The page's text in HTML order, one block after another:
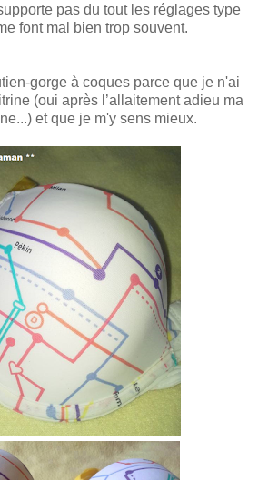
pas du tout les réglages type
font mal bien trop souvent.
gorge à coques parce que je n'ai
(oui après l’allaitement adieu ma
) et que je m'y sens mieux.